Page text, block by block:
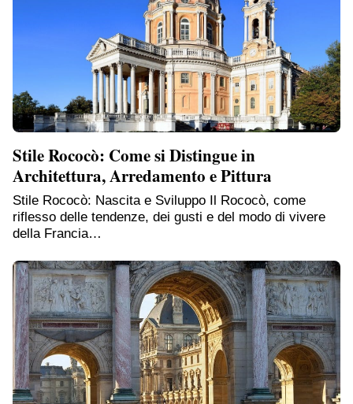
Stile Rococò: Come si Distingue in
Architettura, Arredamento e Pittura
Stile Rococò: Nascita e Sviluppo Il Rococò, come
riflesso delle tendenze, dei gusti e del modo di vivere
della Francia…